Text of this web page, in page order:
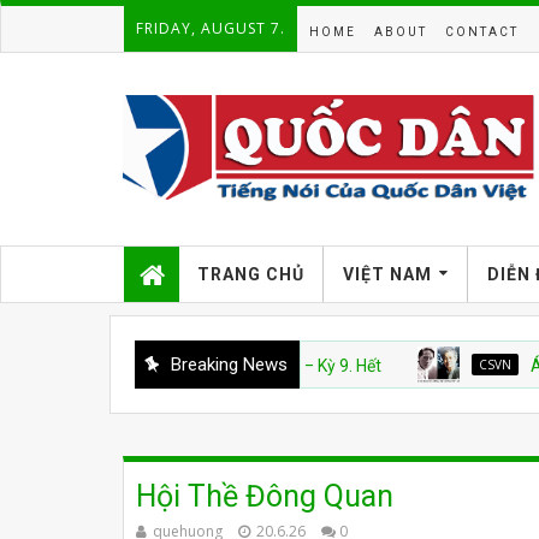
FRIDAY, AUGUST 7. HOME ABOUT CONTACT
TRANG CHỦ VIỆT NAM DIỄN
Breaking News
CSVN Án văn – Kỳ 9. Hết CSVN Án Văn:
Hội Thề Đông Quan
quehuong 20.6.26 0